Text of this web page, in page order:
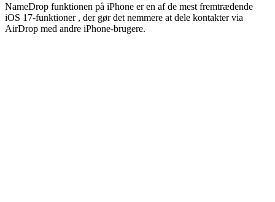
NameDrop funktionen på iPhone er en af ​​de mest fremtrædende
iOS 17-funktioner , der gør det nemmere at dele kontakter via
AirDrop med andre iPhone-brugere.